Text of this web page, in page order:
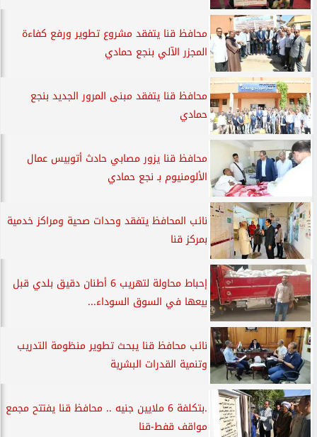
محافظ قنا يتفقد مشروع تطوير ورفع كفاءة
المجزر الآلي بنجع حمادي
محافظ قنا يتفقد مبنى المرور الجديد بنجع
حمادي
محافظ قنا يزور مصابي حادث أتوبيس عمال
الألومنيوم بـ نجع حمادي
نائب المحافظ يتفقد وحدات صحية ومراكز خدمية
بمركز قنا
إحباط محاولة لتهريب 6 أطنان دقيق بلدي قبل
بيعها في السوق السوداء...
نائب محافظ قنا يبحث تطوير منظومة التدريب
وتنمية القدرات البشرية
.بتكلفة 6 ملايين جنيه .. محافظ قنا يفتتح مجمع
مواقف قفط-قنا